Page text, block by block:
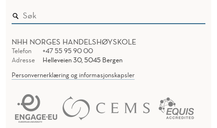
NHH NORGES HANDELSHØYSKOLE
Telefon
+47 55 95 90 00
Adresse
Helleveien 30, 5045 Bergen
Personvernerklæring og informasjonskapsler